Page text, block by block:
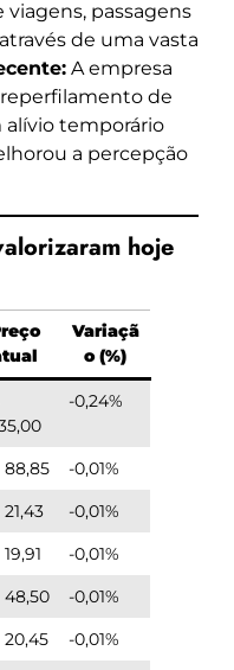
passagens
de uma vasta
A empresa
de
alívio temporário
a percepção
hoje
Variaçã
o (%)
-0,24%
88,85
-0,01%
-0,01%
-0,01%
48,50
-0,01%
20,45
-0,01%